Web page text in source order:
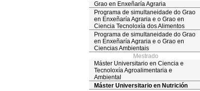
Grao en Enxeñaría Agraria
Programa de simultaneidade do Grao
en Enxeñaría Agraria e o Grao en
Ciencia Tecnoloxía dos Alimentos
Programa de simultaneidade do Grao
en Enxeñaría Agraria e o Grao en
Ciencias Ambientais
Mestrado
Máster Universitario en Ciencia e
Tecnoloxía Agroalimentaria e
Ambiental
Máster Universitario en Nutrición